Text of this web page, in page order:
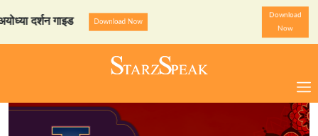
दर्शन गाइड Download Now StarzSpeak
Download
Now